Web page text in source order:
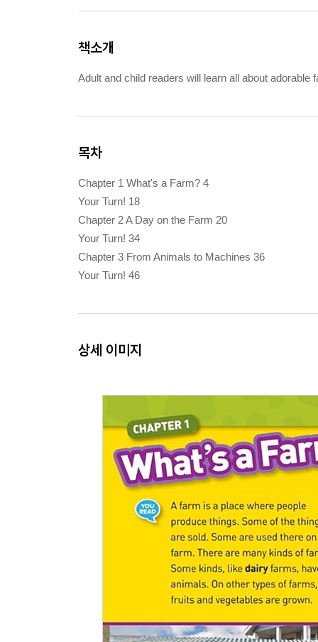
책소개
Adult and child readers will learn all about
목차
Chapter 1 What's a Farm? 4
Your Turn! 18
Chapter 2 A Day on the Farm 20
Your Turn! 34
Chapter 3 From Animals to Machines 36
Your Turn! 46
상세 이미지